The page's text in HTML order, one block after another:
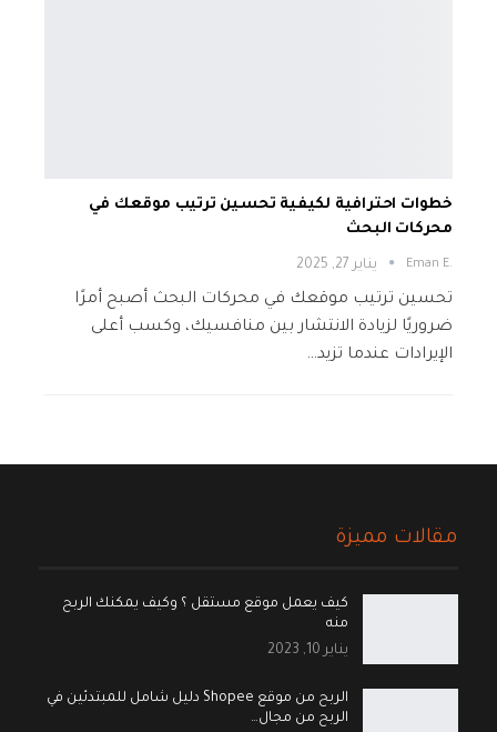
خطوات احترافية لكيفية تحسين ترتيب موقعك في
محركات البحث
.Eman E يناير 27, 2025
تحسين ترتيب موقعك في محركات البحث أصبح أمرًا
ضروريًا لزيادة الانتشار بين منافسيك، وكسب أعلى
الإيرادات عندما تزيد…
مقالات مميزة
كيف يعمل موقع مستقل ؟ وكيف يمكنك الربح
منه
يناير 10, 2023
الربح من موقع Shopee دليل شامل للمبتدئين في
الربح من مجال…